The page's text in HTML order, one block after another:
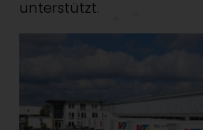
unterstützt.